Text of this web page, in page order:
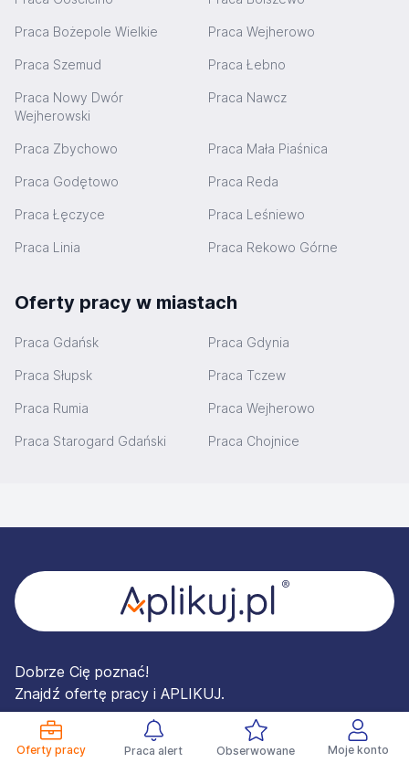
Oferty pracy Praca alert Obserwowane Moje konto
Praca Bożepole Wielkie Praca Wejherowo
Praca Szemud Praca Łebno
Praca Nowy Dwór
Wejherowski
Praca Nawcz
Praca Zbychowo Praca Mała Piaśnica
Praca Godętowo Praca Reda
Praca Łęczyce Praca Leśniewo
Praca Linia Praca Rekowo Górne
Oferty pracy w miastach
Praca Gdańsk Praca Gdynia
Praca Słupsk Praca Tczew
Praca Rumia Praca Wejherowo
Praca Starogard Gdański Praca Chojnice
Dobrze Cię poznać!
Znajdź ofertę pracy i APLIKUJ.
FacebookLinked InInstagramInstagram